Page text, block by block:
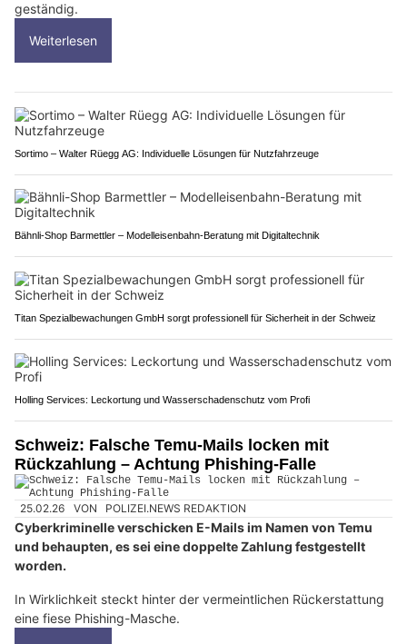
geständig.
Weiterlesen
Sortimo – Walter Rüegg AG: Individuelle Lösungen für Nutzfahrzeuge
Bähnli-Shop Barmettler – Modelleisenbahn-Beratung mit Digitaltechnik
Titan Spezialbewachungen GmbH sorgt professionell für Sicherheit in der Schweiz
Holling Services: Leckortung und Wasserschadenschutz vom Profi
Schweiz: Falsche Temu-Mails locken mit
Rückzahlung – Achtung Phishing-Falle
25.02.26 VON POLIZEI.NEWS REDAKTION
Cyberkriminelle verschicken E-Mails im Namen von Temu
und behaupten, es sei eine doppelte Zahlung festgestellt
worden.
In Wirklichkeit steckt hinter der vermeintlichen Rückerstattung
eine fiese Phishing-Masche.